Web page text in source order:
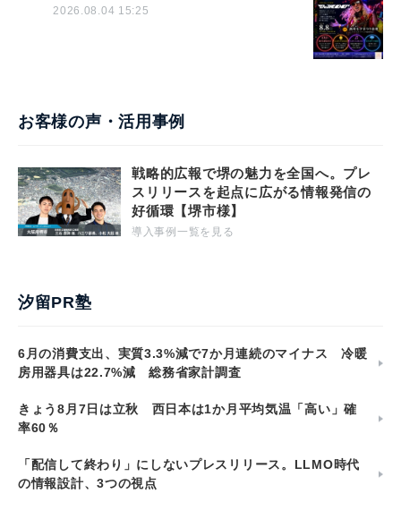
2026.08.04 15:25
お客様の声・活用事例
戦略的広報で堺の魅力を全国へ。プレ
スリリースを起点に広がる情報発信の
好循環【堺市様】
導入事例一覧を見る
汐留PR塾
6月の消費支出、実質3.3%減で7か月連続のマイナス 冷暖
房用器具は22.7%減 総務省家計調査
きょう8月7日は立秋 西日本は1か月平均気温「高い」確
率60％
「配信して終わり」にしないプレスリリース。LLMO時代
の情報設計、3つの視点